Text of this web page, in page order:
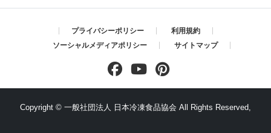
プライバシーポリシー
利用規約
ソーシャルメディアポリシー
サイトマップ
Copyright © 一般社団法人 日本冷凍食品協会 All Rights Reserved,